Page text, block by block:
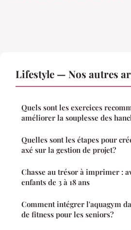
Lifestyle — Nos autres
Quels sont les exercices
améliorer la souplesse des
Quelles sont les étapes pour
axé sur la gestion de projet?
Chasse au trésor à imprimer :
enfants de 3 à 18 ans
Comment intégrer l'aquagym
de fitness pour les seniors?